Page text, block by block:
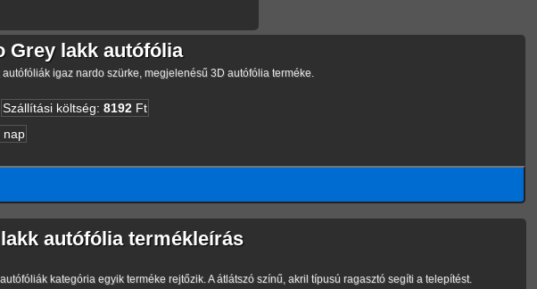
Grey lakk autófólia
igaz nardo szürke, megjelenésű 3D autófólia terméke.
Szállítási költség: 8192 Ft
nap
autófólia termékleírás
kategória egyik terméke rejtőzik. A átlátszó színű, akril típusú ragasztó segíti a telepítést.